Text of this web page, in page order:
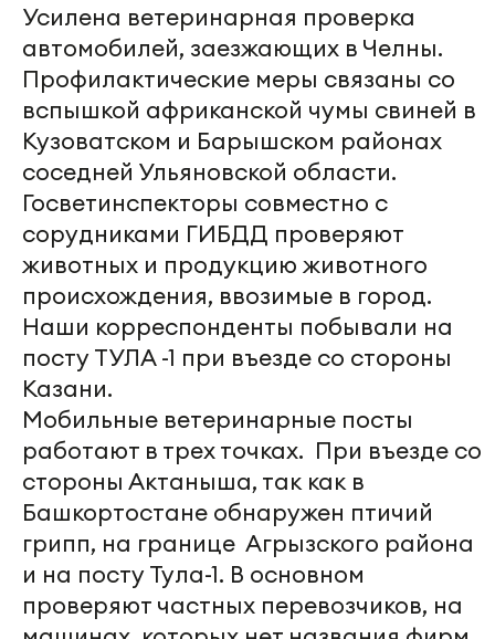
Усилена ветеринарная проверка
автомобилей, заезжающих в Челны.
Профилактические меры связаны со
вспышкой африканской чумы свиней в
Кузоватском и Барышском районах
соседней Ульяновской области.
Госветинспекторы совместно с
сорудниками ГИБДД проверяют
животных и продукцию животного
происхождения, ввозимые в город.
Наши корреспонденты побывали на
посту ТУЛА -1 при въезде со стороны
Казани.
Мобильные ветеринарные посты
работают в трех точках. При въезде со
стороны Актаныша, так как в
Башкортостане обнаружен птичий
грипп, на границе Агрызского района
и на посту Тула-1. В основном
проверяют частных перевозчиков, на